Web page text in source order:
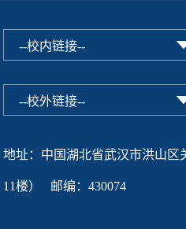
地址：中国湖北省武汉市洪山区
11楼） 邮编：430074